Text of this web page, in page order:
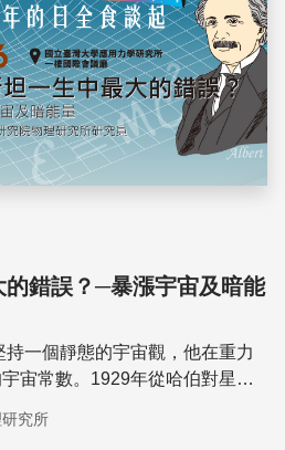
錯誤？─暴漲宇宙及暗能
一個靜態的宇宙觀，他在重力
宙常數。1929年從哈伯對星系
一生中最大的錯誤。
究所